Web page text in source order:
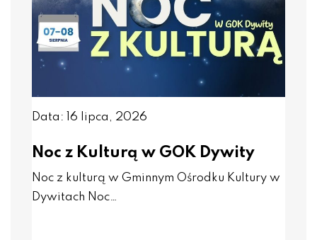
Data: 16 lipca, 2026
Noc z Kulturą w GOK Dywity
Noc z kulturą w Gminnym Ośrodku Kultury w
Dywitach Noc…